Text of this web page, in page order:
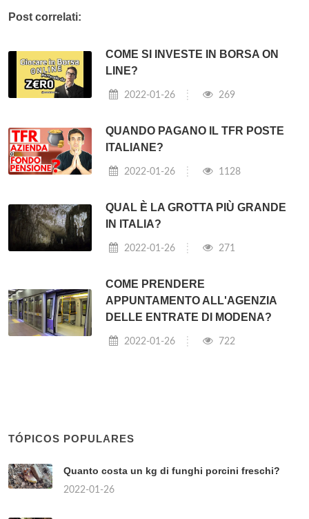
Post correlati:
COME SI INVESTE IN BORSA ON
LINE?
2022-01-26 269
QUANDO PAGANO IL TFR POSTE
ITALIANE?
2022-01-26 1128
QUAL È LA GROTTA PIÙ GRANDE
IN ITALIA?
2022-01-26 271
COME PRENDERE
APPUNTAMENTO ALL'AGENZIA
DELLE ENTRATE DI MODENA?
2022-01-26 722
TÓPICOS POPULARES
Quanto costa un kg di funghi porcini freschi?
2022-01-26